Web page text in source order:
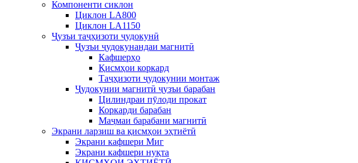
Компоненти сиклон
Циклон LA800
Циклон LA1150
Ҷузъи таҷҳизоти ҷудокунӣ
Ҷузъи ҷудокунандаи магнитӣ
Кафшерҳо
Қисмҳои коркард
Таҷҳизоти ҷудокунии монтаж
Ҷудокунии магнитӣ ҷузъи барабан
Цилиндраи пӯлоди прокат
Коркарди барабан
Маҷмаи барабани магнитӣ
Экрани ларзиш ва қисмҳои эҳтиётӣ
Экрани кафшери Миг
Экрани кафшери нуқта